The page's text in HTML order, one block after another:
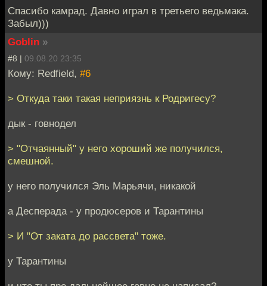
Спасибо камрад. Давно играл в третьего ведьмака.
Забыл)))
Goblin »
#8 | 09.08.20 23:35
Кому: Redfield, #6
> Откуда таки такая неприязнь к Родригесу?
дык - говнодел
> "Отчаянный" у него хороший же получился,
смешной.
у него получился Эль Марьячи, никакой
а Десперада - у продюсеров и Тарантины
> И "От заката до рассвета" тоже.
у Тарантины